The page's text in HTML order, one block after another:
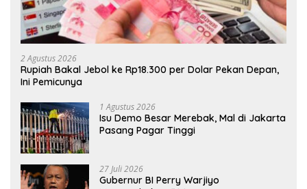
2 Agustus 2026
Rupiah Bakal Jebol ke Rp18.300 per Dolar Pekan Depan,
Ini Pemicunya
1 Agustus 2026
Isu Demo Besar Merebak, Mal di Jakarta
Pasang Pagar Tinggi
27 Juli 2026
Gubernur BI Perry Warjiyo